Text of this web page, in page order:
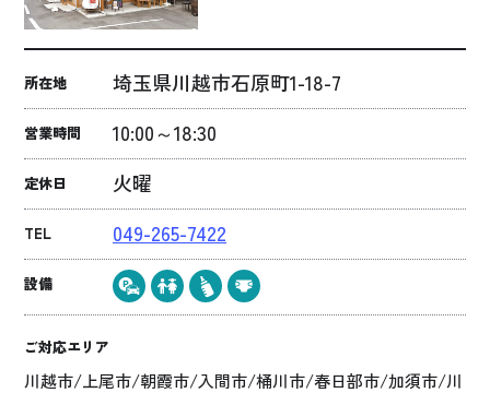
所在地 埼玉県川越市石原町1-18-7
営業時間 10:00～18:30
定休日 火曜
TEL 049-265-7422
設備
ご対応エリア
川越市/上尾市/朝霞市/入間市/桶川市/春日部市/加須市/川